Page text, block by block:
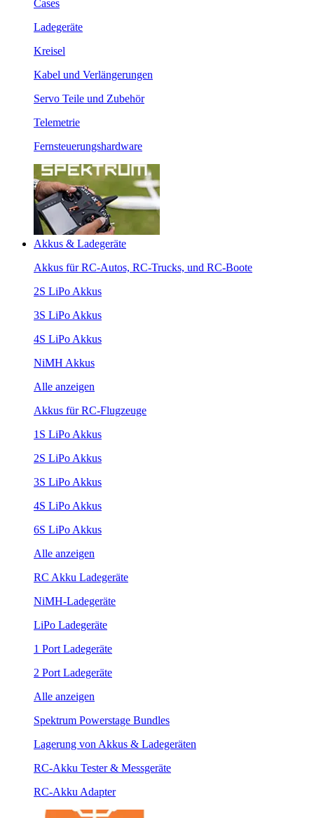
Cases
Ladegeräte
Kreisel
Kabel und Verlängerungen
Servo Teile und Zubehör
Telemetrie
Fernsteuerungshardware
Akkus & Ladegeräte
Akkus für RC-Autos, RC-Trucks, und RC-Boote
2S LiPo Akkus
3S LiPo Akkus
4S LiPo Akkus
NiMH Akkus
Alle anzeigen
Akkus für RC-Flugzeuge
1S LiPo Akkus
2S LiPo Akkus
3S LiPo Akkus
4S LiPo Akkus
6S LiPo Akkus
Alle anzeigen
RC Akku Ladegeräte
NiMH-Ladegeräte
LiPo Ladegeräte
1 Port Ladegeräte
2 Port Ladegeräte
Alle anzeigen
Spektrum Powerstage Bundles
Lagerung von Akkus & Ladegeräten
RC-Akku Tester & Messgeräte
RC-Akku Adapter